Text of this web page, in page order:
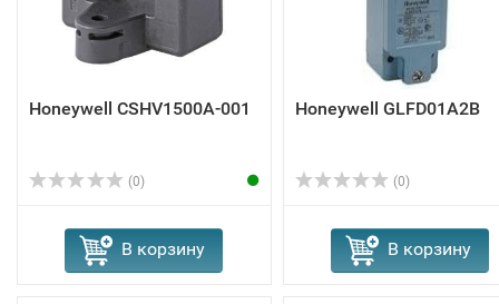
Honeywell CSHV1500A-001
(0)
В корзину
Honeywell GLFD01A2B
(0)
В корзину